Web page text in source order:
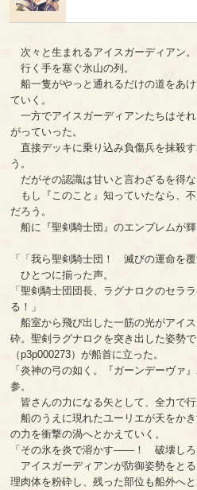
次々と生まれるアイスガーディアン。
行く手を塞ぐ氷山の列。
船一隻がやっと通れるだけの道をあ
ていく。
一方でアイスガーディアンたちはそ
がっていった。
直接デッキに乗り込み負傷兵を抹殺
う。
だがその認識は甘いと言わざるを得な
もし『このこと』知っていたなら、
だろう。
船に『聖剣騎士団』のエンブレムが輝
「「我ら聖剣騎士団！ 滅びの運命を覆
ひとつに揃った声。
「聖剣騎士団団長、ラグナロクのセ
る！」
船室から飛び出した一筋の光がアイ
砕。聖剣ラグナロクを突き出した姿勢
（p3p000273）が船首に立った。
「炎神の弓の如く。『ガーンデーヴァ
参。
皆さんの力になる矢として、全力で行
船のうえに現れたユーリエが天をか
の力を衝撃の渦へとかえていく。
「その氷を炎で溶かす――！ 破壊し
アイスガーディアンが防御姿勢をと
理肉体を粉砕し、残った部位も船外へと